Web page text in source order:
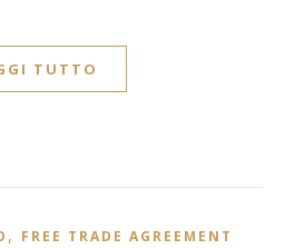
TUTTO
, FREE TRADE AGREEMENT